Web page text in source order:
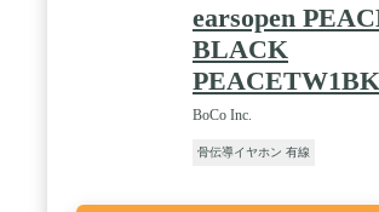
ん、タブレット、ノートパソコンなど
器と接続することができる骨伝導イヤホ
約2.0ｍイヤホン延長ケーブル付き。高
などに最適 / 【骨伝導イヤホン装着方法
着感】 耳にかけヘッド部がこめかみ付
導用振動パッドを採用。 人間工学に基
伝導ヘッドホンながらクリアで聴きや
earsopen
BLACK
PEACETW1BK
BoCo Inc.
骨伝導イヤホン 有線